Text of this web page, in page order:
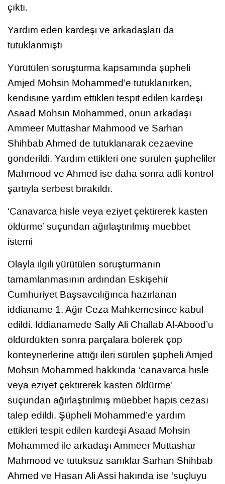
çıktı.
Yardım eden kardeşi ve arkadaşları da
tutuklanmıştı
Yürütülen soruşturma kapsamında şüpheli
Amjed Mohsin Mohammed’e tutuklanırken,
kendisine yardım ettikleri tespit edilen kardeşi
Asaad Mohsin Mohammed, onun arkadaşı
Ammeer Muttashar Mahmood ve Sarhan
Shihbab Ahmed de tutuklanarak cezaevine
gönderildi. Yardım ettikleri öne sürülen şüpheliler
Mahmood ve Ahmed ise daha sonra adli kontrol
şartıyla serbest bırakıldı.
‘Canavarca hisle veya eziyet çektirerek kasten
öldürme’ suçundan ağırlaştırılmış müebbet
istemi
Olayla ilgili yürütülen soruşturmanın
tamamlanmasının ardından Eskişehir
Cumhuriyet Başsavcılığınca hazırlanan
iddianame 1. Ağır Ceza Mahkemesince kabul
edildi. İddianamede Sally Ali Challab Al-Abood’u
öldürdükten sonra parçalara bölerek çöp
konteynerlerine attığı ileri sürülen şüpheli Amjed
Mohsin Mohammed hakkında ‘canavarca hisle
veya eziyet çektirerek kasten öldürme’
suçundan ağırlaştırılmış müebbet hapis cezası
talep edildi. Şüpheli Mohammed’e yardım
ettikleri tespit edilen kardeşi Asaad Mohsin
Mohammed ile arkadaşı Ammeer Muttashar
Mahmood ve tutuksuz sanıklar Sarhan Shihbab
Ahmed ve Hasan Ali Assi hakında ise ‘suçluyu